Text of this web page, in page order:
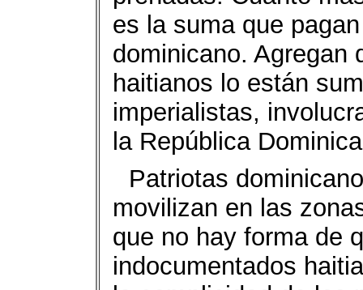
es la suma que
dominicano. Agregan
haitianos lo están
imperialistas,
la República
Patriotas
movilizan en las
que no hay forma de
indocumentados